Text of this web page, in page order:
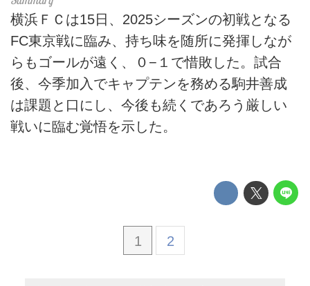
横浜ＦＣは15日、2025シーズンの初戦となる
FC東京戦に臨み、持ち味を随所に発揮しなが
らもゴールが遠く、０−１で惜敗した。試合
後、今季加入でキャプテンを務める駒井善成
は課題と口にし、今後も続くであろう厳しい
戦いに臨む覚悟を示した。
1 2